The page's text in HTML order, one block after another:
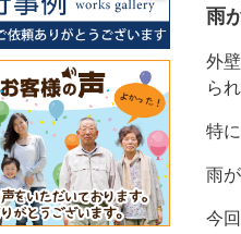
雨
外
ら
特
雨
今